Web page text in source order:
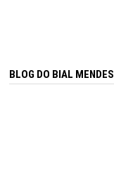
BLOG DO BIAL MENDES